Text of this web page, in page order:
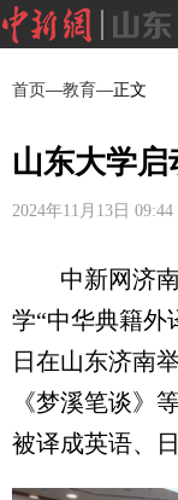
首页—教育—正文
山东大学
2024年11月13日
中新网济南
学“中华典籍外
日在山东济南
《梦溪笔谈》
被译成英语、